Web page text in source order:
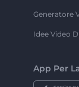
Generatore
Idee Video
App Per